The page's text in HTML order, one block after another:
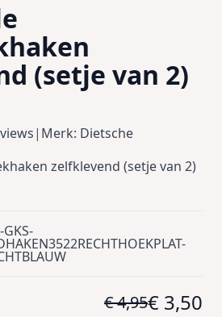
(setje van 2)
| Merk: Dietsche
zelfklevend (setje van 2)
GKS-
€ 4,95€ 3,50